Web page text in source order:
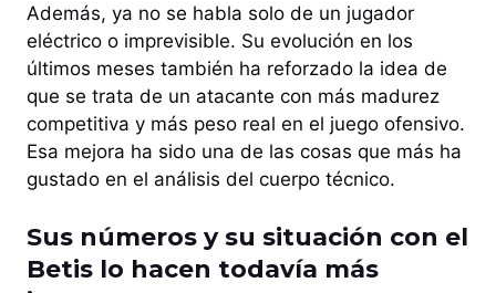
Además, ya no se habla solo de un jugador
eléctrico o imprevisible. Su evolución en los
últimos meses también ha reforzado la idea de
que se trata de un atacante con más madurez
competitiva y más peso real en el juego ofensivo.
Esa mejora ha sido una de las cosas que más ha
gustado en el análisis del cuerpo técnico.
Sus números y su situación con el
Betis lo hacen todavía más